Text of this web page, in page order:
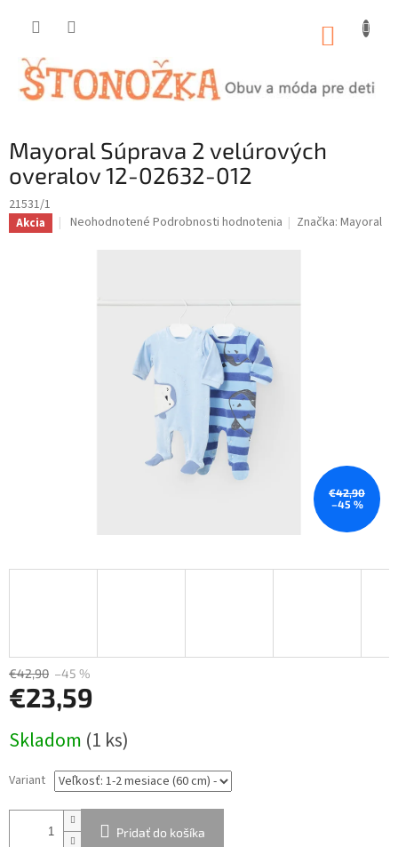
Mayoral Súprava 2 velúrových
overalov 12-02632-012
21531/1
Akcia
Priemerné
Neohodnotené Podrobnosti hodnotenia Značka:Mayoral
€42,90
–45 %
€42,90 –45 %
€23,59
cena:
Skladom (1 ks)
Variant
Pridať do košíka